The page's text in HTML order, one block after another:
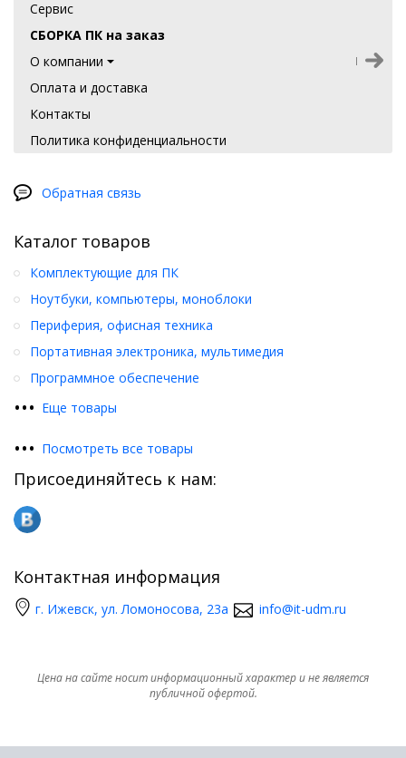
Сервис
СБОРКА ПК на заказ
О компании
Оплата и доставка
Контакты
Политика конфиденциальности
Обратная связь
Каталог товаров
••• Еще товары
Комплектующие для ПК
Ноутбуки, компьютеры, моноблоки
Периферия, офисная техника
Портативная электроника, мультимедия
Программное обеспечение
••• Посмотреть все товары
Присоединяйтесь к нам:
Контактная информация
г. Ижевск, ул. Ломоносова, 23а info@it-udm.ru
Цена на сайте носит информационный характер и не является
публичной офертой.